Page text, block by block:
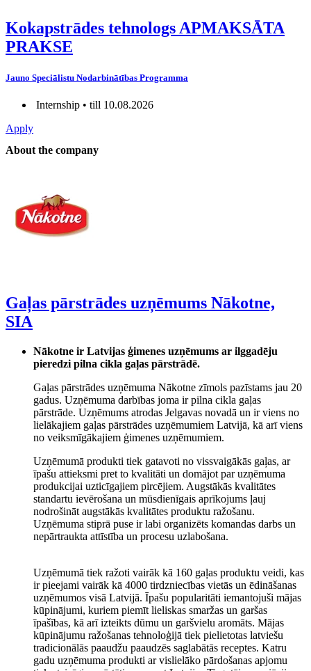
Kokapstrādes tehnologs APMAKSĀTA
PRAKSE
Jauno Speciālistu Nodarbinātības Programma
Internship • till 10.08.2026
Apply
About the company
Gaļas pārstrādes uzņēmums Nākotne,
SIA
Nākotne ir Latvijas ģimenes uzņēmums ar ilggadēju
pieredzi pilna cikla gaļas pārstrādē.
Gaļas pārstrādes uzņēmuma Nākotne zīmols pazīstams jau 20
gadus. Uzņēmuma darbības joma ir pilna cikla gaļas
pārstrāde. Uzņēmums atrodas Jelgavas novadā un ir viens no
lielākajiem gaļas pārstrādes uzņēmumiem Latvijā, kā arī viens
no veiksmīgākajiem ģimenes uzņēmumiem.
Uzņēmumā produkti tiek gatavoti no vissvaigākās gaļas, ar
īpašu attieksmi pret to kvalitāti un domājot par uzņēmuma
produkcijai uzticīgajiem pircējiem. Augstākās kvalitātes
standartu ievērošana un mūsdienīgais aprīkojums ļauj
nodrošināt augstākās kvalitātes produktu ražošanu.
Uzņēmuma stiprā puse ir labi organizēts komandas darbs un
nepārtraukta attīstība un procesu uzlabošana.
Uzņēmumā tiek ražoti vairāk kā 160 gaļas produktu veidi, kas
ir pieejami vairāk kā 4000 tirdzniecības vietās un ēdināšanas
uzņēmumos visā Latvijā. Īpašu popularitāti iemantojuši mājas
kūpinājumi, kuriem piemīt lieliskas smaržas un garšas
īpašības, kā arī izteikts dūmu un garšvielu aromāts. Mājas
kūpinājumu ražošanas tehnoloģijā tiek pielietotas latviešu
tradicionālās paaudžu paaudzēs saglabātās receptes. Katru
gadu uzņēmuma produkti ar vislielāko pārdošanas apjomu